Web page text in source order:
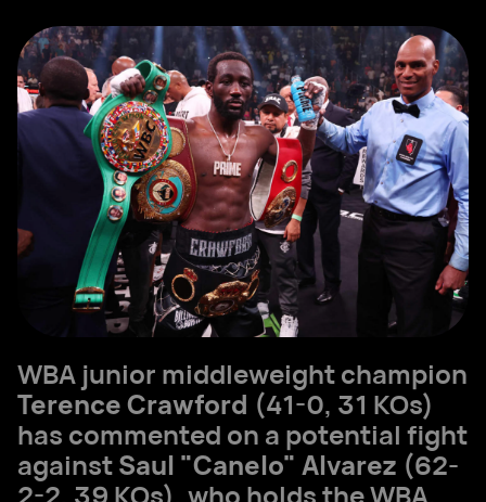
WBA junior middleweight champion
Terence Crawford (41-0, 31 KOs)
has commented on a potential fight
againstSaul "Canelo" Alvarez (62-